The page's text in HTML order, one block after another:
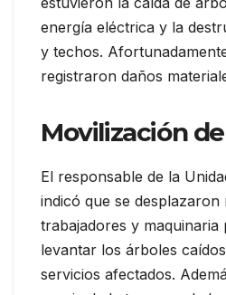
energía eléctrica y la
y techos.
registraron daños
Movilización
El responsable de la
indicó que se desplazaron
trabajadores y maquinaria
levantar los árboles
servicios afectados.